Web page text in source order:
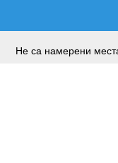
Не са намерени